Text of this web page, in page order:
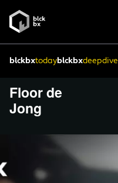
blckbxtodayblckbxdeepdive
Floor de
Jong